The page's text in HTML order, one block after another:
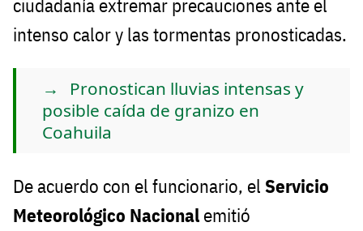
ciudadanía extremar precauciones ante el
intenso calor y las tormentas pronosticadas.
Pronostican lluvias intensas y
posible caída de granizo en
Coahuila
De acuerdo con el funcionario, el Servicio
Meteorológico Nacional emitió